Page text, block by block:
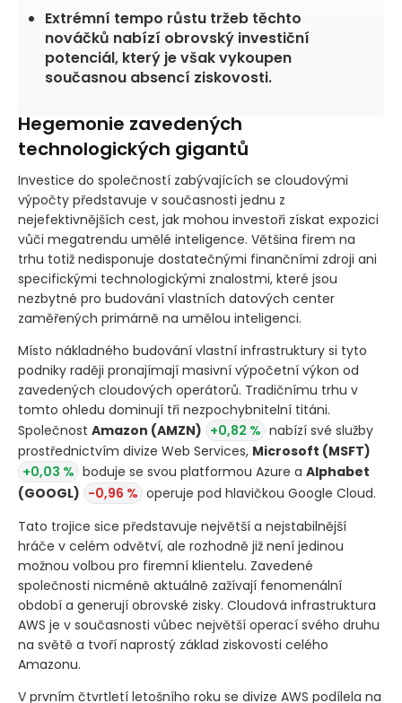
Extrémní tempo růstu tržeb těchto
nováčků nabízí obrovský investiční
potenciál, který je však vykoupen
současnou absencí ziskovosti.
Hegemonie zavedených
technologických gigantů
Investice do společností zabývajících se cloudovými
výpočty představuje v současnosti jednu z
nejefektivnějších cest, jak mohou investoři získat expozici
vůči megatrendu umělé inteligence. Většina firem na
trhu totiž nedisponuje dostatečnými finančními zdroji ani
specifickými technologickými znalostmi, které jsou
nezbytné pro budování vlastních datových center
zaměřených primárně na umělou inteligenci.
Místo nákladného budování vlastní infrastruktury si tyto
podniky raději pronajímají masivní výpočetní výkon od
zavedených cloudových operátorů. Tradičnímu trhu v
tomto ohledu dominují tři nezpochybnitelní titáni.
Společnost Amazon (AMZN) +0,82 % nabízí své služby
prostřednictvím divize Web Services, Microsoft (MSFT)
+0,03 % boduje se svou platformou Azure a Alphabet
(GOOGL) -0,96 % operuje pod hlavičkou Google Cloud.
Tato trojice sice představuje největší a nejstabilnější
hráče v celém odvětví, ale rozhodně již není jedinou
možnou volbou pro firemní klientelu. Zavedené
společnosti nicméně aktuálně zažívají fenomenální
období a generují obrovské zisky. Cloudová infrastruktura
AWS je v současnosti vůbec největší operací svého druhu
na světě a tvoří naprostý základ ziskovosti celého
Amazonu.
V prvním čtvrtletí letošního roku se divize AWS podílela na